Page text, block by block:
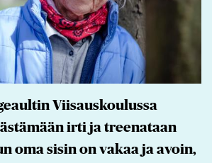
Viisauskoulussa
irti ja treenataan
oma sisin on vakaa ja avoin,